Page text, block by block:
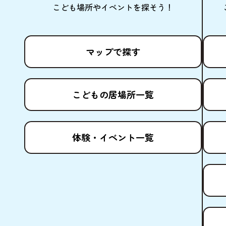
こども場所やイベントを探そう！
マップで探す
こどもの居場所一覧
体験 ・イベント一覧